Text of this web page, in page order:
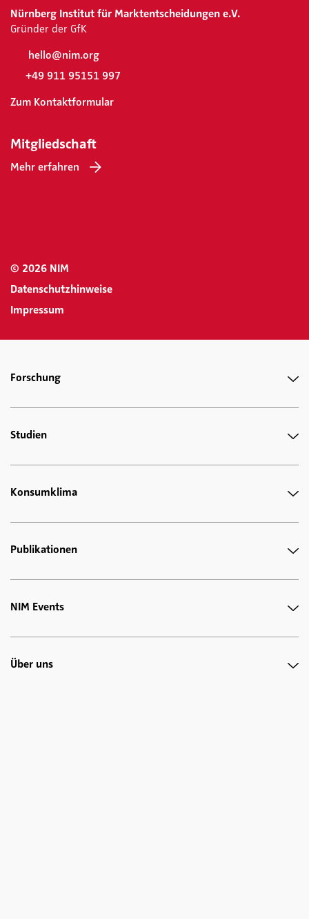
Nürnberg Institut für Marktentscheidungen e.V.
Gründer der GfK
hello@nim.org
+49 911 95151 997
Zum Kontaktformular
Mitgliedschaft
Mehr erfahren
© 2026 NIM
Datenschutzhinweise
Impressum
Forschung
Studien
Konsumklima
Publikationen
NIM Events
Über uns